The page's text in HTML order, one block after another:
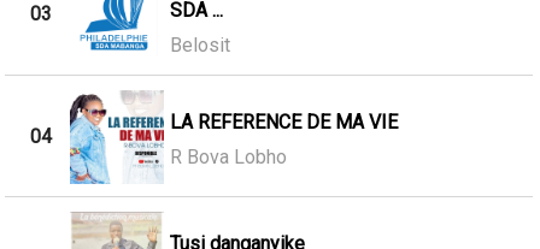
03
SDA ...
Belosit
04
LA REFERENCE DE MA VIE
R Bova Lobho
Tusi danganyike